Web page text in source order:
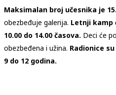
Maksimalan broj učesnika je 15.
obezbeđuje galerija. Letnji kamp
10.00 do 14.00 časova. Deci će
obezbeđena i užina. Radionice
9 do 12 godina.